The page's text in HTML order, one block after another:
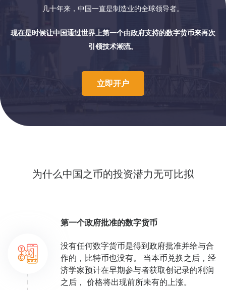
几十年来，中国一直是制造业的全球领导者。
现在是时候让中国通过世界上第一个由政府支持的数字货币来再次
引领技术潮流。
立即开户
为什么中国之币的投资潜力无可比拟
第一个政府批准的数字货币
没有任何数字货币是得到政府批准并给与合
作的，比特币也没有。 当本币兑换之后，经
济学家预计在早期参与者获取创记录的利润
之后， 价格将出现前所未有的上涨。